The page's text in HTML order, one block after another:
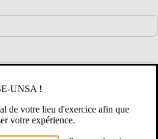
UNSA !
de votre lieu d'exercice afin que
votre expérience.